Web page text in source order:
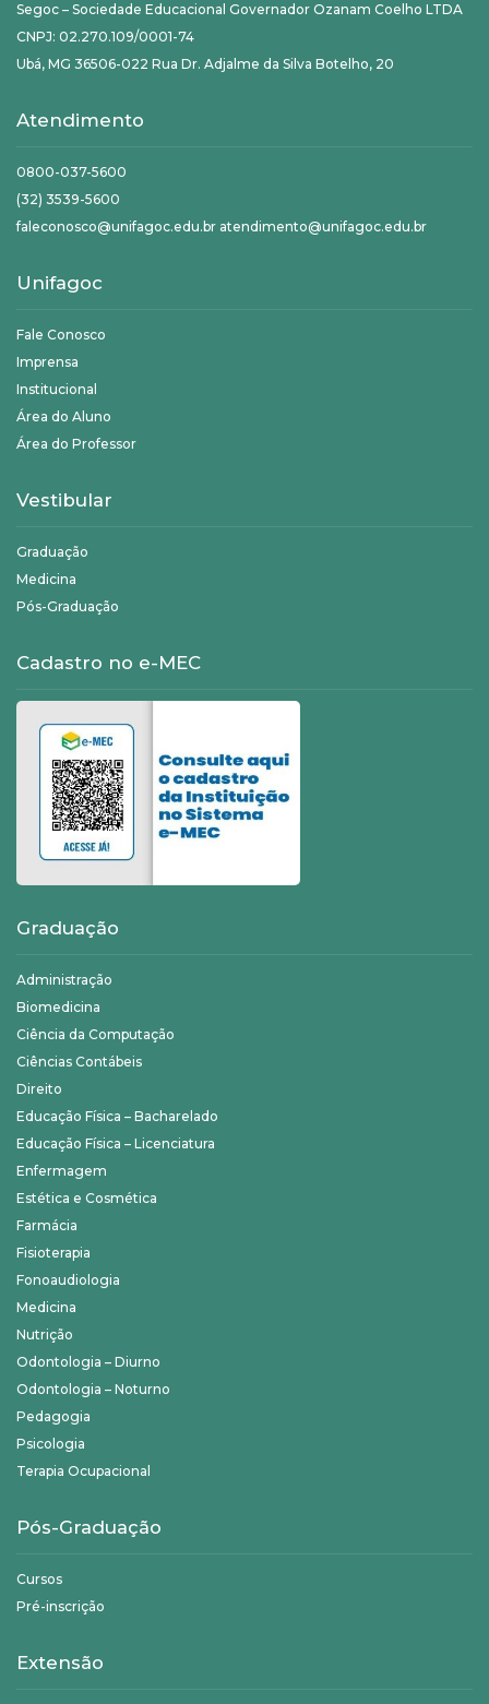
Segoc – Sociedade Educacional Governador Ozanam Coelho LTDA
CNPJ: 02.270.109/0001-74
Ubá, MG 36506-022 Rua Dr. Adjalme da Silva Botelho, 20
Atendimento
0800-037-5600
(32) 3539-5600
faleconosco@unifagoc.edu.br atendimento@unifagoc.edu.br
Unifagoc
Fale Conosco
Imprensa
Institucional
Área do Aluno
Área do Professor
Vestibular
Graduação
Medicina
Pós-Graduação
Cadastro no e-MEC
Graduação
Administração
Biomedicina
Ciência da Computação
Ciências Contábeis
Direito
Educação Física – Bacharelado
Educação Física – Licenciatura
Enfermagem
Estética e Cosmética
Farmácia
Fisioterapia
Fonoaudiologia
Medicina
Nutrição
Odontologia – Diurno
Odontologia – Noturno
Pedagogia
Psicologia
Terapia Ocupacional
Pós-Graduação
Cursos
Pré-inscrição
Extensão